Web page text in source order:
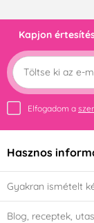
Kapjon
Elfogadom a
Hasznos
Gyakran ismételt
Blog, receptek,